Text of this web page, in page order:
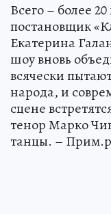
Всего – более
постановщик
Екатерина
шоу вновь
всячески
народа, и
сцене
тенор Марко
танцы. –